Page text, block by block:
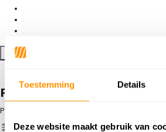
Toestemming Details
Deze website maakt gebruik van
Filter toepassen
Producten getagd met
Producten
Filter